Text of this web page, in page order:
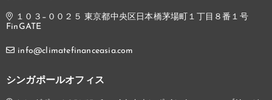
１０３−００２５ 東京都中央区日本橋茅場町１丁目８番１号
FinGATE
info@climatefinanceasia.com
シンガポールオフィス